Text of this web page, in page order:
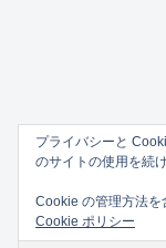
プライバシーと
のサイトの使用を続
Cookie の管理方法を
Cookie ポリシー